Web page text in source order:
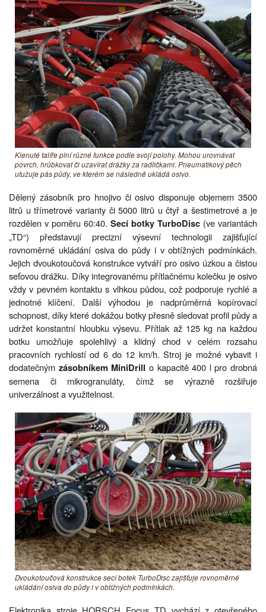
Klenuté talíře plní různé funkce podle svojí polohy. Mohou urovnávat
povrch, hrůbkovat či uzavírat drážky za radličkami. Pneumatikový pěch
utužuje pás půdy, ve kterém se následně ukládá osivo.
Dělený zásobník pro hnojivo či osivo disponuje objemem 3500
litrů u třímetrové varianty či 5000 litrů u čtyř a šestimetrové a je
rozdělen v poměru 60:40. Secí botky TurboDisc (ve variantách
„TD“) představují precizní výsevní technologii zajišťující
rovnoměrné ukládání osiva do půdy i v obtížných podmínkách.
Jejich dvoukotoučová konstrukce vytváří pro osivo úzkou a čistou
seťovou drážku. Díky integrovanému přítlačnému kolečku je osivo
vždy v pevném kontaktu s vlhkou půdou, což podporuje rychlé a
jednotné klíčení. Další výhodou je nadprůměrná kopírovací
schopnost, díky které dokážou botky přesně sledovat profil půdy a
udržet konstantní hloubku výsevu. Přítlak až 125 kg na každou
botku umožňuje spolehlivý a klidný chod v celém rozsahu
pracovních rychlostí od 6 do 12 km/h. Stroj je možné vybavit i
dodatečným zásobníkem MiniDrill o kapacitě 400 l pro drobná
semena či mikrogranuláty, čímž se výrazně rozšiřuje
univerzálnost a využitelnost.
Dvoukotoučová konstrukce secí botek TurboDisc zajišťuje rovnoměrné
ukládání osiva do půdy i v obtížných podmínkách.